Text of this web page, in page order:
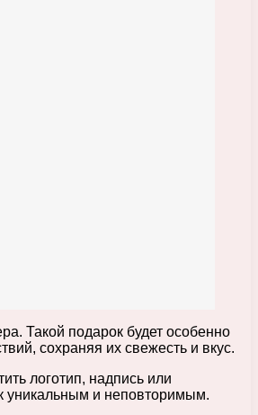
Такой подарок будет особенно
сохраняя их свежесть и вкус.
логотип, надпись или
уникальным и неповторимым.